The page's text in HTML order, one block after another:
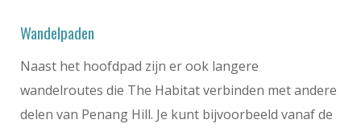
Wandelpaden
Naast het hoofdpad zijn er ook langere
wandelroutes die The Habitat verbinden met andere
delen van Penang Hill. Je kunt bijvoorbeeld vanaf de